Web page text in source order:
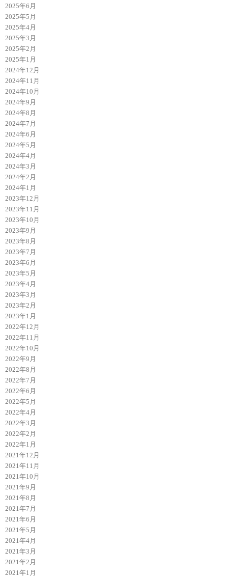
2025年6月
2025年5月
2025年4月
2025年3月
2025年2月
2025年1月
2024年12月
2024年11月
2024年10月
2024年9月
2024年8月
2024年7月
2024年6月
2024年5月
2024年4月
2024年3月
2024年2月
2024年1月
2023年12月
2023年11月
2023年10月
2023年9月
2023年8月
2023年7月
2023年6月
2023年5月
2023年4月
2023年3月
2023年2月
2023年1月
2022年12月
2022年11月
2022年10月
2022年9月
2022年8月
2022年7月
2022年6月
2022年5月
2022年4月
2022年3月
2022年2月
2022年1月
2021年12月
2021年11月
2021年10月
2021年9月
2021年8月
2021年7月
2021年6月
2021年5月
2021年4月
2021年3月
2021年2月
2021年1月